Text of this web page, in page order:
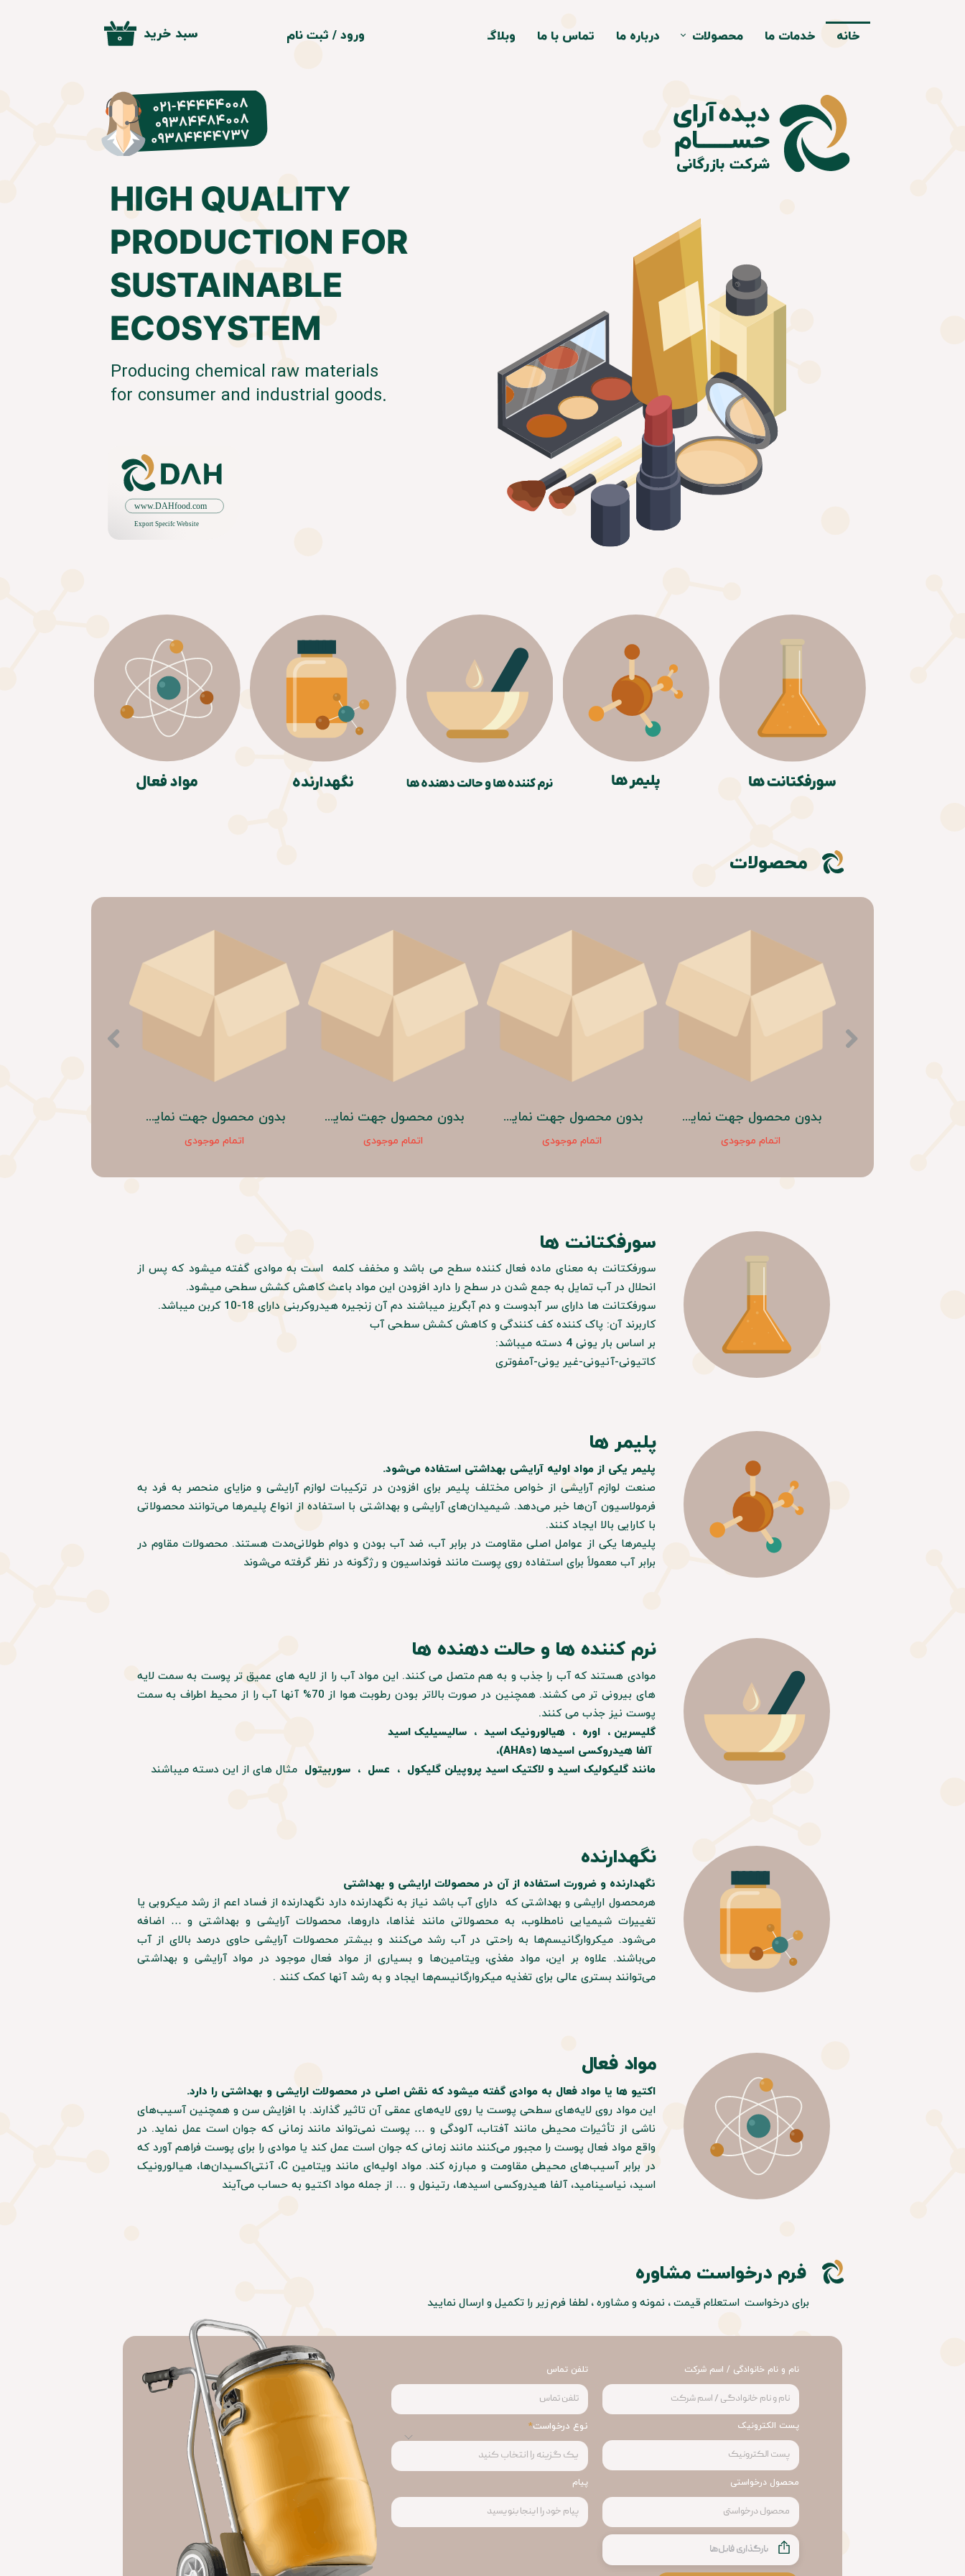
خانه خدمات ما
محصولات
پلیمر ها
نرم کننده و حالت دهنده
درباره ما تماس با ما وبلاگ ورود/ ثبت نام ۰ سبد خرید
HIGH QUALITY
PRODUCTION FOR
SUSTAINABLE
ECOSYSTEM
Producing chemical raw materials
for consumer and industrial goods.
محصولات
بدون محصول جهت نمایش
اتمام موجودی
بدون محصول جهت نمایش
اتمام موجودی
بدون محصول جهت نمایش
اتمام موجودی
بدون محصول جهت نمایش
اتمام موجودی
سورفکتانت ها
سورفکتانت به معنای ماده فعال کننده سطح می باشد و مخفف کلمه است به موادی گفته میشود که پس از
انحلال در آب تمایل به جمع شدن در سطح را دارد افزودن این مواد باعث کاهش کشش سطحی میشود.
سورفکتانت ها دارای سر آبدوست و دم آبگریز میباشند دم آن زنجیره هیدروکربنی دارای 18-10 کربن میباشد.
کاربرند آن: پاک کننده کف کنندگی و کاهش کشش سطحی آب
بر اساس بار یونی 4 دسته میباشد:
​​​​​​​کاتیونی-آنیونی-غیر یونی-آمفوتری
پلیمر ها
پلیمر یکی از مواد اولیه آرایشی بهداشتی استفاده می‌شود.
صنعت لوازم آرایشی از خواص مختلف پلیمر برای افزودن در ترکیبات لوازم آرایشی و مزایای منحصر به فرد به
فرمولاسیون آن‌ها خبر می‌دهد. شیمیدان‌های آرایشی و بهداشتی با استفاده از انواع پلیمر‌ها می‌توانند محصولاتی
با کارایی بالا ایجاد کنند.
​​​​​​​پلیمر‌ها یکی از عوامل اصلی مقاومت در برابر آب، ضد آب بودن و دوام طولانی‌مدت هستند. محصولات مقاوم در
برابر آب معمولاً برای استفاده روی پوست مانند فونداسیون و رژگونه در نظر گرفته می‌شوند
نرم کننده ها و حالت دهنده ها
موادی هستند که آب را جذب و به هم متصل می کنند. این مواد آب را از لایه های عمیق تر پوست به سمت لایه
های بیرونی تر می کشند. همچنین در صورت بالاتر بودن رطوبت هوا از 70% آنها آب را از محیط اطراف به سمت
پوست نیز جذب می کنند.
گلیسرین ، اوره ، هیالورونیک اسید ، سالیسیلیک اسید
​​​​​​​ آلفا هیدروکسی اسیدها (AHAs)،
مانند گلیکولیک اسید و لاکتیک اسید پروپیلن گلیکول ، عسل ، سوربیتول مثال های از این دسته میباشند
نگهدارنده
نگهدارنده و ضرورت استفاده از آن در محصولات ارایشی و بهداشتی
هرمحصول ارایشی و بهداشتی که دارای آب باشد نیاز به نگهدارنده دارد نگهدارنده از فساد اعم از رشد میکروبی یا
تغییرات شیمیایی نامطلوب، به محصولاتی مانند غذاها، داروها، محصولات آرایشی و بهداشتی و … اضافه
می‌شود. میکروارگانیسم‌ها به راحتی در آب رشد می‌کنند و بیشتر محصولات آرایشی حاوی درصد بالای از آب
می‌باشند. علاوه بر این، مواد مغذی، ویتامین‌ها و بسیاری از مواد فعال موجود در مواد آرایشی و بهداشتی
می‌توانند بستری عالی برای تغذیه میکروارگانیسم‌ها ایجاد و به رشد آنها کمک کنند .
مواد فعال
اکتیو ها یا مواد فعال به موادی گفته میشود که نقش اصلی در محصولات ارایشی و بهداشتی را دارد.
این مواد روی لایه‌های سطحی پوست یا روی لایه‌های عمقی آن تاثیر گذارند. با افزایش سن و همچنین آسیب‌های
ناشی از تأثیرات محیطی مانند آفتاب، آلودگی و … پوست نمی‌تواند مانند زمانی که جوان است عمل نماید. در
واقع مواد فعال پوست را مجبور می‌کنند مانند زمانی که جوان است عمل کند یا موادی را برای پوست فراهم آورد که
در برابر آسیب‌های محیطی مقاومت و مبارزه کند. مواد اولیه‌ای مانند ویتامین C، آنتی‌اکسیدان‌ها، هیالورونیک
اسید، نیاسینامید، آلفا هیدروکسی اسیدها، رتینول و … از جمله مواد اکتیو به حساب می‌آیند
فرم درخواست مشاوره
برای درخواست استعلام قیمت ، نمونه و مشاوره ، لطفا فرم زیر را تکمیل و ارسال نمایید
نام و نام خانوادگی / اسم شرکت تلفن تماس
پست الکترونیک نوع درخواست
محصول درخواستی پیام
بارگذاری فایل‌ها